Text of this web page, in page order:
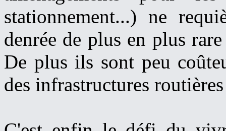
stationnement...) ne
denrée de plus en plus
De plus ils sont peu
des infrastructures